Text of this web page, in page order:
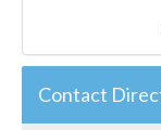
Contact